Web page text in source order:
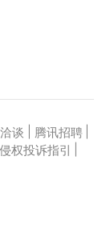
谈 腾讯招聘
侵权投诉指引